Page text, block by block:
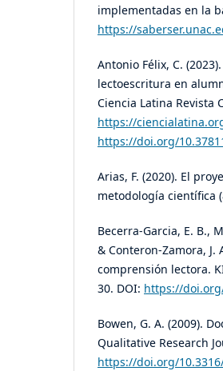
implementadas en la
https://
Antonio Félix, C.
lectoescritura en
Ciencia Latina Revista
https://
https://doi.org/
Arias, F. (2020). El
metodología científica
Becerra-Garcia, E. B.,
& Conteron-Zamora, J.
comprensión lectora.
30. DOI: https://
Bowen, G. A. (2009).
Qualitative Research
https://doi.org/10.3316/